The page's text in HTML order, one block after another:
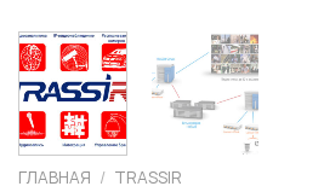
ГЛАВНАЯ / TRASSIR